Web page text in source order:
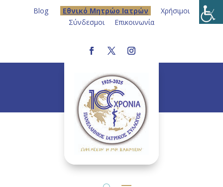
Blog Eθνικό Μητρώο Ιατρών
Χρήσιμοι
Σύνδεσμοι
Επικοινωνία